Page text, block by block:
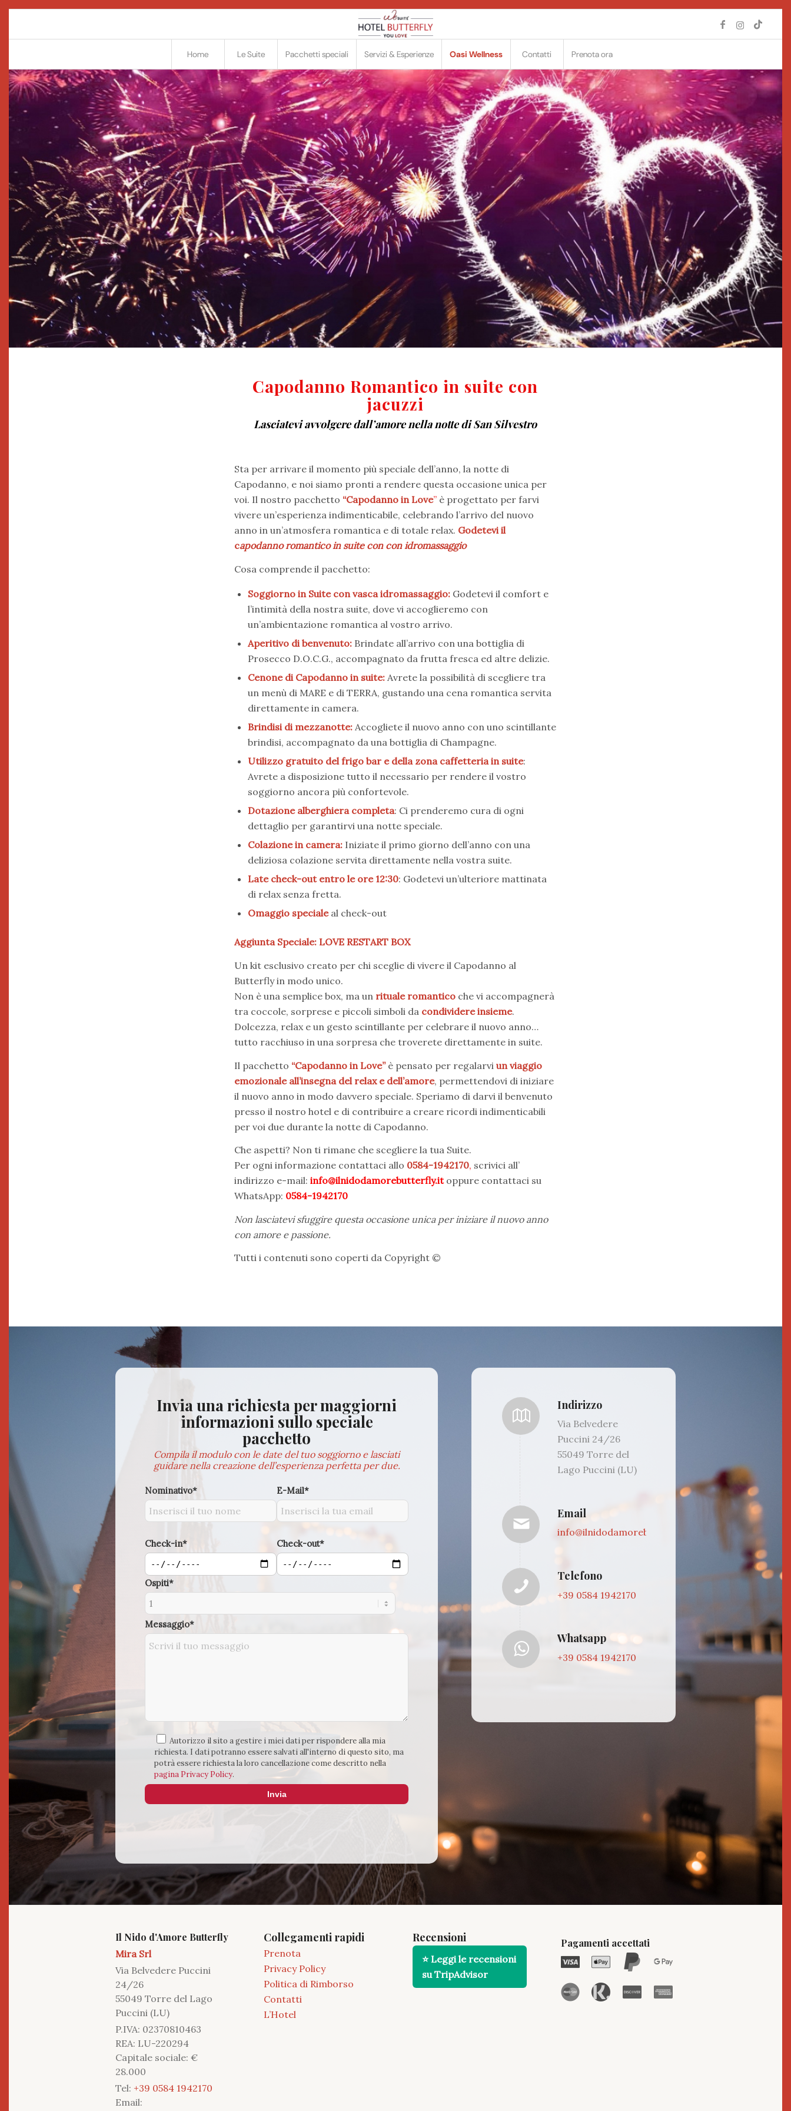
Home Le Suite Pacchetti speciali Servizi & Esperienze Oasi Wellness Contatti Prenota ora
Capodanno Romantico in suite con
jacuzzi
Lasciatevi avvolgere dall’amore nella notte di San Silvestro
Sta per arrivare il momento più speciale dell’anno, la notte di
Capodanno, e noi siamo pronti a rendere questa occasione unica per
voi. Il nostro pacchetto “Capodanno in Love” è progettato per farvi
vivere un’esperienza indimenticabile, celebrando l’arrivo del nuovo
anno in un’atmosfera romantica e di totale relax. Godetevi il
capodanno romantico in suite con con idromassaggio
Cosa comprende il pacchetto:
Soggiorno in Suite con vasca idromassaggio: Godetevi il comfort e
l’intimità della nostra suite, dove vi accoglieremo con
un’ambientazione romantica al vostro arrivo.
Aperitivo di benvenuto: Brindate all’arrivo con una bottiglia di
Prosecco D.O.C.G., accompagnato da frutta fresca ed altre delizie.
Cenone di Capodanno in suite: Avrete la possibilità di scegliere tra
un menù di MARE e di TERRA, gustando una cena romantica servita
direttamente in camera.
Brindisi di mezzanotte: Accogliete il nuovo anno con uno scintillante
brindisi, accompagnato da una bottiglia di Champagne.
Utilizzo gratuito del frigo bar e della zona caffetteria in suite:
Avrete a disposizione tutto il necessario per rendere il vostro
soggiorno ancora più confortevole.
Dotazione alberghiera completa: Ci prenderemo cura di ogni
dettaglio per garantirvi una notte speciale.
Colazione in camera: Iniziate il primo giorno dell’anno con una
deliziosa colazione servita direttamente nella vostra suite.
Late check-out entro le ore 12:30: Godetevi un’ulteriore mattinata
di relax senza fretta.
Omaggio specialeal check-out
Aggiunta Speciale: LOVE RESTART BOX
Un kit esclusivo creato per chi sceglie di vivere il Capodanno al
Butterfly in modo unico.
Non è una semplice box, ma un rituale romantico che vi accompagnerà
tra coccole, sorprese e piccoli simboli da condividere insieme.
Dolcezza, relax e un gesto scintillante per celebrare il nuovo anno…
tutto racchiuso in una sorpresa che troverete direttamente in suite.
Il pacchetto “Capodanno in Love”è pensato per regalarviun viaggio
emozionale all’insegna del relax e dell’amore, permettendovi di iniziare
il nuovo anno in modo davvero speciale. Speriamo di darvi il benvenuto
presso il nostro hotel e di contribuire a creare ricordi indimenticabili
per voi due durante la notte di Capodanno.
Che aspetti? Non ti rimane che scegliere la tua Suite.
Per ogni informazione contattaci allo 0584-1942170, scrivici all’
indirizzo e-mail: info@ilnidodamorebutterfly.it oppure contattaci su
WhatsApp: 0584-1942170
Non lasciatevi sfuggire questa occasione unica per iniziare il nuovo anno
con amore e passione.
Tutti i contenuti sono coperti da Copyright ©
Invia una richiesta per maggiorni
informazioni sullo speciale
pacchetto
Compila il modulo con le date del tuo soggiorno e lasciati
guidare nella creazione dell’esperienza perfetta per due.
Nominativo* E-Mail*
Check-in* Check-out*
Ospiti*
Messaggio*
Autorizzo il sito a gestire i miei dati per rispondere alla mia
richiesta. I dati potranno essere salvati all'interno di questo sito, ma
potrà essere richiesta la loro cancellazione come descritto nella
pagina Privacy Policy.
Indirizzo
Via Belvedere
Puccini 24/26
55049 Torre del
Lago Puccini (LU)
Email
info@ilnidodamorebutterfly.it
Telefono
+39 0584 1942170
Whatsapp
+39 0584 1942170
Il Nido d'Amore Butterfly
Mira Srl
Via Belvedere Puccini
24/26
55049 Torre del Lago
Puccini (LU)
P.IVA: 02370810463
REA: LU-220294
Capitale sociale: €
28.000
Tel: +39 0584 1942170
Email:
Collegamenti rapidi
Prenota
Privacy Policy
Politica di Rimborso
Contatti
L’Hotel
Recensioni
⭐ Leggi le recensioni
su TripAdvisor
Pagamenti accettati